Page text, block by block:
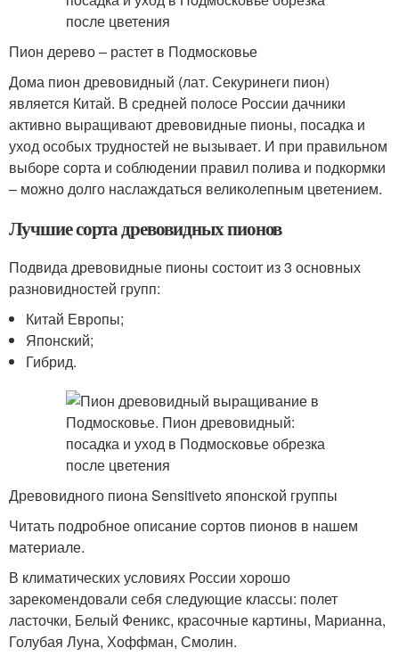
Пион дерево – растет в Подмосковье
Дома пион древовидный (лат. Секуринеги пион)
является Китай. В средней полосе России дачники
активно выращивают древовидные пионы, посадка и
уход особых трудностей не вызывает. И при правильном
выборе сорта и соблюдении правил полива и подкормки
– можно долго наслаждаться великолепным цветением.
Лучшие сорта древовидных пионов
Подвида древовидные пионы состоит из 3 основных
разновидностей групп:
Китай Европы;
Японский;
Гибрид.
Древовидного пиона Sensitiveto японской группы
Читать подробное описание сортов пионов в нашем
материале.
В климатических условиях России хорошо
зарекомендовали себя следующие классы: полет
ласточки, Белый Феникс, красочные картины, Марианна,
Голубая Луна, Хоффман, Смолин.